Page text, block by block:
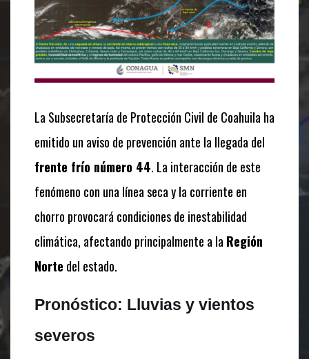
La Subsecretaría de Protección Civil de Coahuila ha
emitido un aviso de prevención ante la llegada del
frente frío número 44. La interacción de este
fenómeno con una línea seca y la corriente en
chorro provocará condiciones de inestabilidad
climática, afectando principalmente a la Región
Norte del estado.
Pronóstico: Lluvias y vientos
severos